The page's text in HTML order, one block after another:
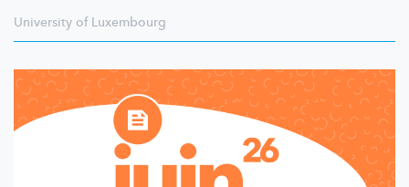
University of Luxembourg